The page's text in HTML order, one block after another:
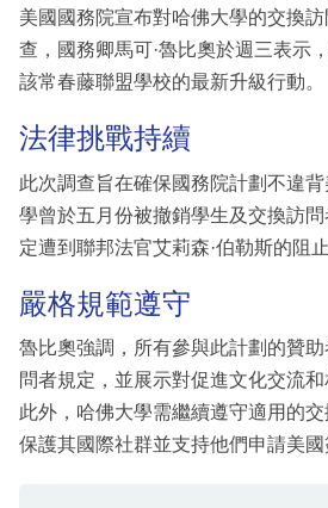
區
美國國務院宣布對哈佛大學的交換
查，國務卿馬可·魯比奧於週三表示
該常春藤聯盟學校的最新升級行動。
法律挑戰持續
此次調查旨在確保國務院計劃不違
學曾於五月份被撤銷學生及交換訪
定遭到聯邦法官艾莉森·伯勒斯的阻止
嚴格規範遵守
魯比奧強調，所有參與此計劃的贊
問者規定，並展示對促進文化交流和
此外，哈佛大學需繼續遵守適用的
保護其國際社群並支持他們申請美國